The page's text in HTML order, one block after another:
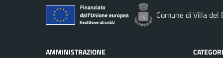
Comune di Villa del
AMMINISTRAZIONE